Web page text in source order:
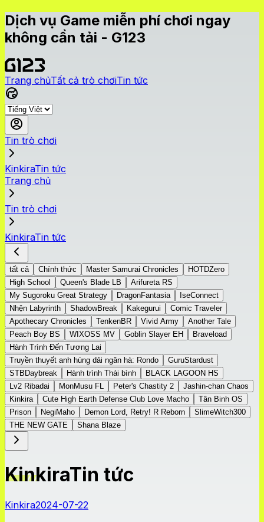
Dịch vụ Game miễn phí chơi ngay
không cần tải - G123
Trang chủTất cả trò chơiTin tức
Tin trò chơi
KinkiraTin tức
Trang chủ
Tin trò chơi
KinkiraTin tức
tất cả Chính thức Master Samurai Chronicles
HOTDZero
High School
Queen's Blade LB
Arifureta RS
My Sugoroku Great Strategy
DragonFantasia
IseConnect
Nhện Labyrinth
ShadowBreak Kakegurui
Comic Traveler
Apothecary Chronicles
TenkenBR Vivid Army
Another Tale
Peach Boy BS
WIXOSS MV Goblin Slayer EH
Braveload
Hành Trình Đến Tương Lai
Truyền thuyết anh hùng dải ngân hà: Rondo
GuruStardust
STBDaybreak
Hành trình Thái bình
BLACK LAGOON HS
Lv2 Ribadai
MonMusu FL Peter's Chastity 2
Jashin-chan Chaos
Kinkira
Cute High Earth Defense Club Love Macho
Tân Binh OS
Prison
NegiMaho Demon Lord, Retry! R Reborn
SlimeWitch300
THE NEW GATE
Shana Blaze
KinkiraTin tức
Kinkira2024-07-22